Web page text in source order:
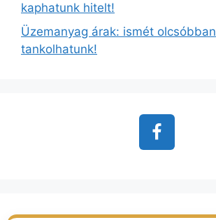
kaphatunk hitelt!
Üzemanyag árak: ismét olcsóbban
tankolhatunk!